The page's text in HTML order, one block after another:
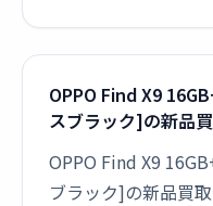
OPPO Find X9
スブラック]の新品
OPPO Find X9
ブラック]の新品買